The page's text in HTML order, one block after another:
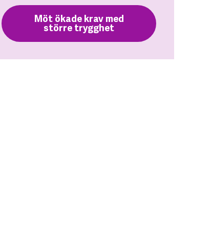
Möt ökade krav med
större trygghet